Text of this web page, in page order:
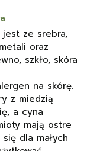
ze srebra,
oraz
szkło, skóra
na skórę.
z miedzią
a cyna
mają ostre
dla małych